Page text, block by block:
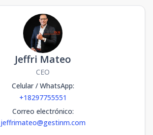
Jeffri Mateo
CEO
Celular / WhatsApp:
+18297755551
Correo electrónico:
jeffrimateo@gestinm.com